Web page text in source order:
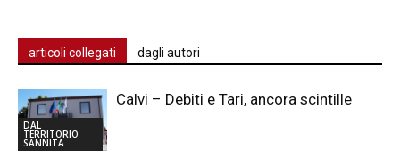
articoli collegati dagli autori
DAL
TERRITORIO
SANNITA
Calvi – Debiti e Tari, ancora scintille